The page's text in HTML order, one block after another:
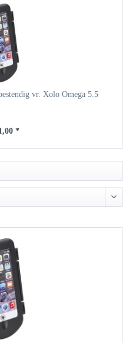
vr. Xolo Omega 5.5
*